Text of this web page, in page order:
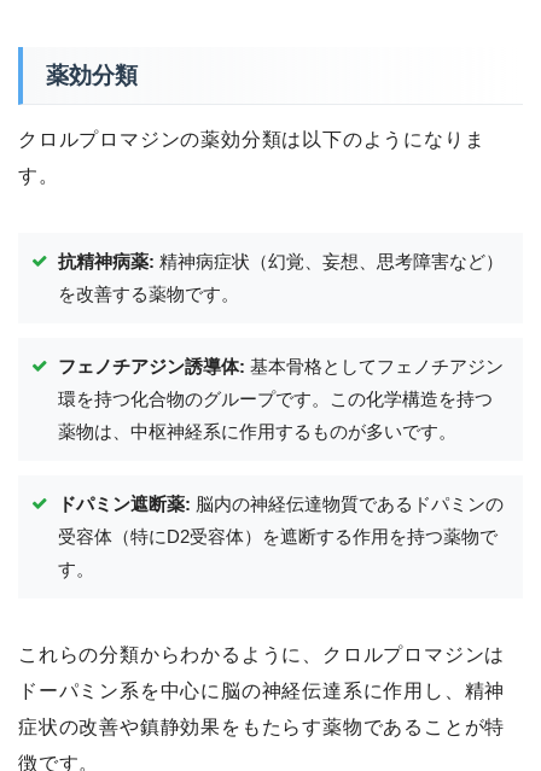
薬効分類
クロルプロマジンの薬効分類は以下のようになりま
す。
抗精神病薬: 精神病症状（幻覚、妄想、思考障害など）
を改善する薬物です。
フェノチアジン誘導体: 基本骨格としてフェノチアジン
環を持つ化合物のグループです。この化学構造を持つ
薬物は、中枢神経系に作用するものが多いです。
ドパミン遮断薬: 脳内の神経伝達物質であるドパミンの
受容体（特にD2受容体）を遮断する作用を持つ薬物で
す。
これらの分類からわかるように、クロルプロマジンは
ドーパミン系を中心に脳の神経伝達系に作用し、精神
症状の改善や鎮静効果をもたらす薬物であることが特
徴です。